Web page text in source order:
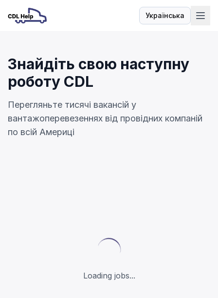
Українська
Мова
Знайдіть свою наступну
роботу CDL
Перегляньте тисячі вакансій у
вантажоперевезеннях від провідних компаній
по всій Америці
Loading jobs...